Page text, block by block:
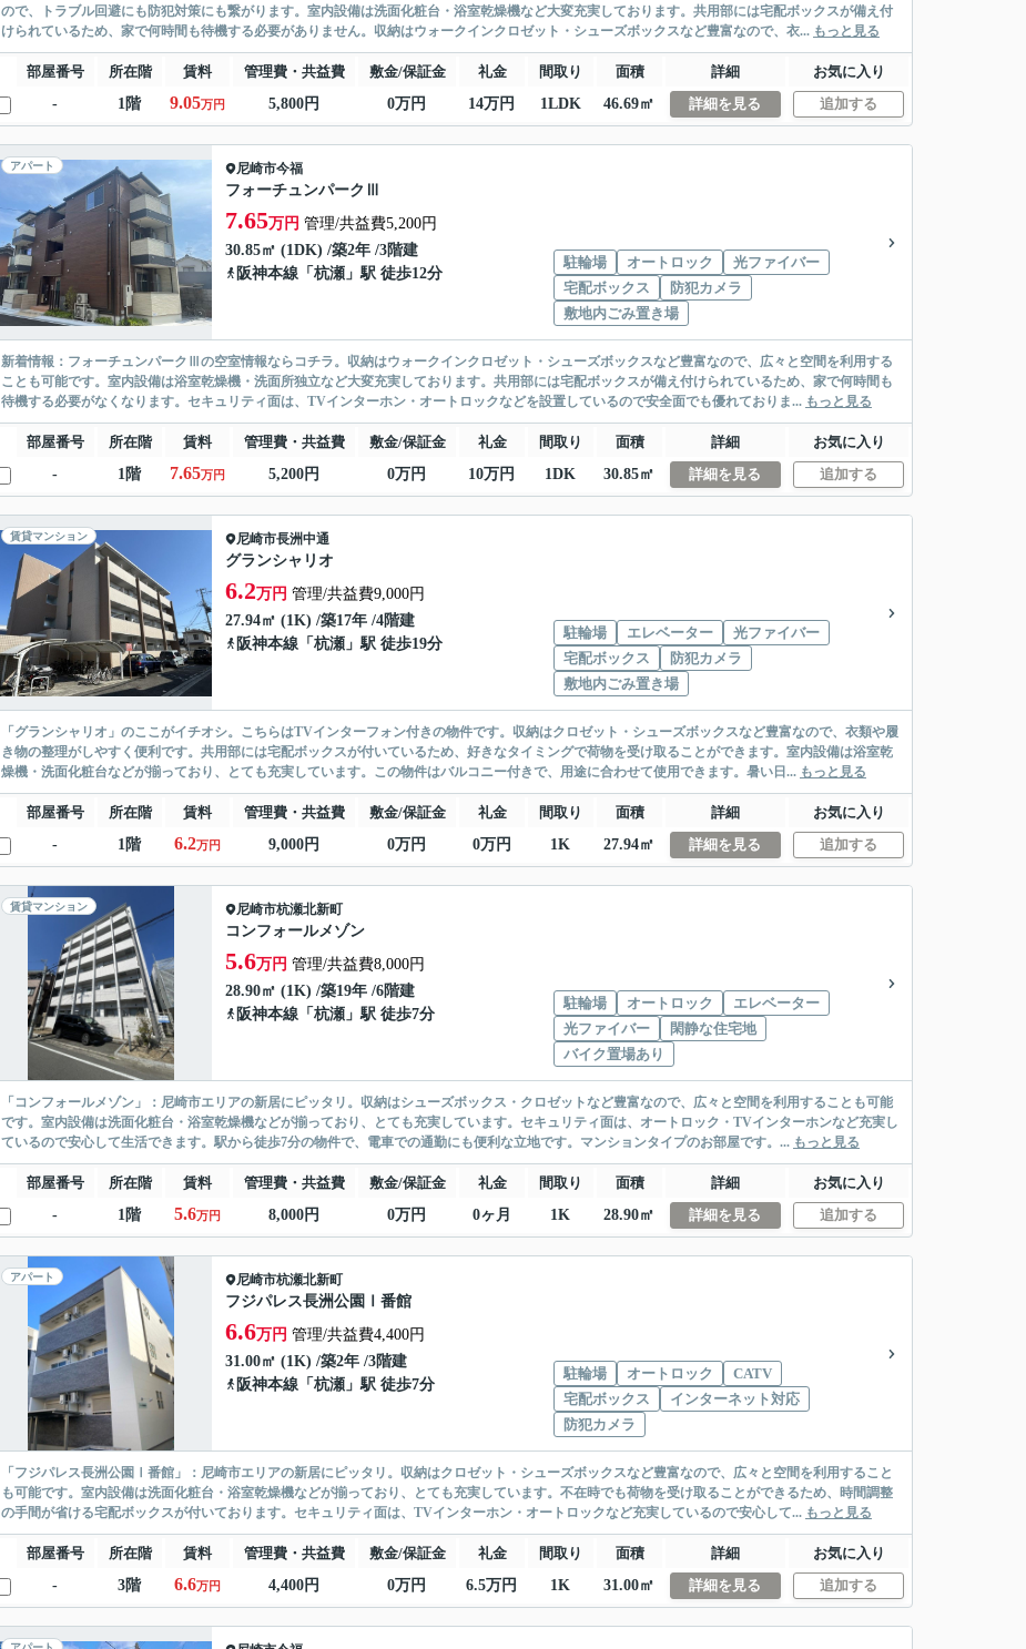
ので、トラブル回避にも防犯対策にも繋がります。室内設備は洗面化粧台・浴室乾燥機など大変充実しております。共用部には宅配ボックスが備え付
けられているため、家で何時間も待機する必要がありません。収納はウォークインクロゼット・シューズボックスなど豊富なので、衣... もっと見る
部屋番号 所在階 賃料 管理費・共益費 敷金/保証金 礼金 間取り 面積 詳細
お気に入り
-
1階 9.05万円 5,800円 0万円 14万円 1LDK 46.69㎡ 詳細を見る 追加する
アパート 尼崎市今福
フォーチュンパークⅢ
7.65万円 管理/共益費5,200円
30.85㎡ (1DK) /築2年 /3階建
阪神本線 「 杭瀬 」駅 徒歩12分
駐輪場 オートロック
光ファイバー
宅配ボックス
防犯カメラ
敷地内ごみ置き場
新着情報：フォーチュンパークⅢの空室情報ならコチラ。収納はウォークインクロゼット・シューズボックスなど豊富なので、広々と空間を利用する
ことも可能です。室内設備は浴室乾燥機・洗面所独立など大変充実しております。共用部には宅配ボックスが備え付けられているため、家で何時間も
待機する必要がなくなります。セキュリティ面は、TVインターホン・オートロックなどを設置しているので安全面でも優れておりま... もっと見る
部屋番号 所在階 賃料 管理費・共益費 敷金/保証金 礼金 間取り 面積 詳細
お気に入り
-
1階 7.65万円 5,200円 0万円 10万円 1DK 30.85㎡ 詳細を見る 追加する
賃貸マンション 尼崎市長洲中通
グランシャリオ
6.2万円 管理/共益費9,000円
27.94㎡ (1K) /築17年 /4階建
阪神本線 「 杭瀬 」駅 徒歩19分
駐輪場 エレベーター
光ファイバー
宅配ボックス
防犯カメラ
敷地内ごみ置き場
「グランシャリオ」のここがイチオシ。こちらはTVインターフォン付きの物件です。収納はクロゼット・シューズボックスなど豊富なので、衣類や履
き物の整理がしやすく便利です。共用部には宅配ボックスが付いているため、好きなタイミングで荷物を受け取ることができます。室内設備は浴室乾
燥機・洗面化粧台などが揃っており、とても充実しています。この物件はバルコニー付きで、用途に合わせて使用できます。暑い日... もっと見る
部屋番号 所在階 賃料 管理費・共益費 敷金/保証金 礼金 間取り 面積 詳細
お気に入り
-
1階 6.2万円 9,000円 0万円 0万円 1K 27.94㎡ 詳細を見る 追加する
賃貸マンション 尼崎市杭瀬北新町
コンフォールメゾン
5.6万円 管理/共益費8,000円
28.90㎡ (1K) /築19年 /6階建
阪神本線 「 杭瀬 」駅 徒歩7分
駐輪場 オートロック
エレベーター
光ファイバー
閑静な住宅地
バイク置場あり
「コンフォールメゾン」：尼崎市エリアの新居にピッタリ。収納はシューズボックス・クロゼットなど豊富なので、広々と空間を利用することも可能
です。室内設備は洗面化粧台・浴室乾燥機などが揃っており、とても充実しています。セキュリティ面は、オートロック・TVインターホンなど充実し
ているので安心して生活できます。駅から徒歩7分の物件で、電車での通勤にも便利な立地です。マンションタイプのお部屋です。... もっと見る
部屋番号 所在階 賃料 管理費・共益費 敷金/保証金 礼金 間取り 面積 詳細
お気に入り
-
1階 5.6万円 8,000円 0万円 0ヶ月 1K 28.90㎡ 詳細を見る 追加する
アパート 尼崎市杭瀬北新町
フジパレス長洲公園Ⅰ番館
6.6万円 管理/共益費4,400円
31.00㎡ (1K) /築2年 /3階建
阪神本線 「 杭瀬 」駅 徒歩7分
駐輪場 オートロック
CATV
宅配ボックス
インターネット対応
防犯カメラ
「フジパレス長洲公園Ⅰ番館」：尼崎市エリアの新居にピッタリ。収納はクロゼット・シューズボックスなど豊富なので、広々と空間を利用すること
も可能です。室内設備は洗面化粧台・浴室乾燥機などが揃っており、とても充実しています。不在時でも荷物を受け取ることができるため、時間調整
の手間が省ける宅配ボックスが付いております。セキュリティ面は、TVインターホン・オートロックなど充実しているので安心して... もっと見る
部屋番号 所在階 賃料 管理費・共益費 敷金/保証金 礼金 間取り 面積 詳細
お気に入り
-
3階 6.6万円 4,400円 0万円 6.5万円 1K 31.00㎡ 詳細を見る 追加する